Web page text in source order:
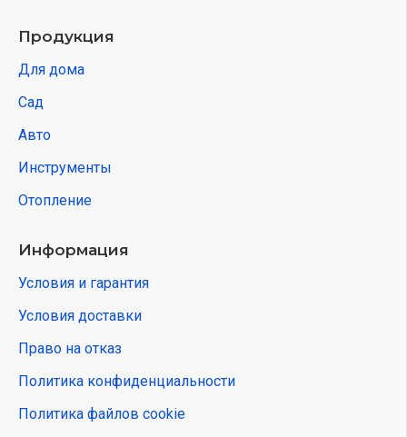
Продукция
Для дома
Сад
Авто
Инструменты
Отопление
Информация
Условия и гарантия
Условия доставки
Право на отказ
Политика конфиденциальности
Политика файлов cookie